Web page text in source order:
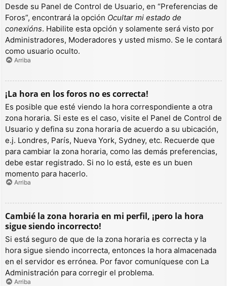
Desde su Panel de Control de Usuario, en “Preferencias de
Foros”, encontrará la opción Ocultar mi estado de
conexións. Habilite esta opción y solamente será visto por
Administradores, Moderadores y usted mismo. Se le contará
como usuario oculto.
Arriba
¡La hora en los foros no es correcta!
Es posible que esté viendo la hora correspondiente a otra
zona horaria. Si este es el caso, visite el Panel de Control de
Usuario y defina su zona horaria de acuerdo a su ubicación,
e.j. Londres, París, Nueva York, Sydney, etc. Recuerde que
para cambiar la zona horaria, como las demás preferencias,
debe estar registrado. Si no lo está, este es un buen
momento para hacerlo.
Arriba
Cambié la zona horaria en mi perfil, ¡pero la hora
sigue siendo incorrecto!
Si está seguro de que de la zona horaria es correcta y la
hora sigue siendo incorrecta, entonces la hora almacenada
en el servidor es errónea. Por favor comuníquese con La
Administración para corregir el problema.
Arriba